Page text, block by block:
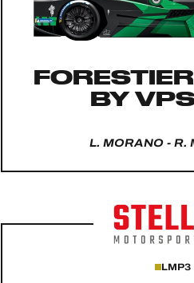
BY
L. MORANO - R.
LMP3